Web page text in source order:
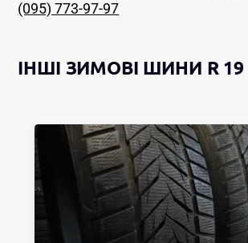
(095) 773-97-97
ІНШІ ЗИМОВІ ШИНИ R 19